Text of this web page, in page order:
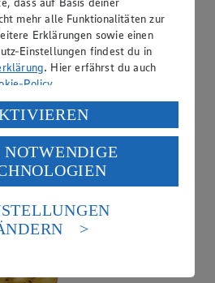
Kiwis Gold Jumbo
von 1.00€
Klasse I, Stück
mehr alle Funktionalitäten zur
Erklärungen sowie einen
Einstellungen findest du in
. Hier erfährst du auch
Policy.
Daten in den
YouTube:
klickst, willigst du im Sinne
1 lit. a) DSGVO ein, dass deine
werden. Der EuGH sieht
nach europäischen
Datenschutzniveau an.
eines Zugriffs durch US-
der Seite findest du
NOTWENDIGE